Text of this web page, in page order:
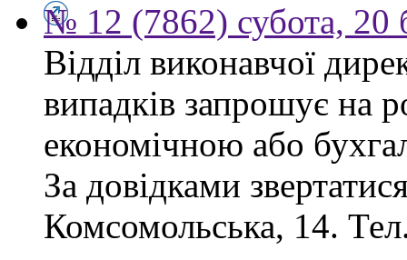
№ 12 (7862) субота, 20
Відділ виконавчої
випадків запрошує на
економічною або
За довідками
Комсомольська, 14.